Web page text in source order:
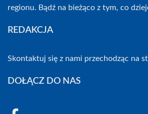
regionu. Bądź na bieżąco z tym, co
REDAKCJA
Skontaktuj się z nami przechodząc na
DOŁĄCZ DO NAS